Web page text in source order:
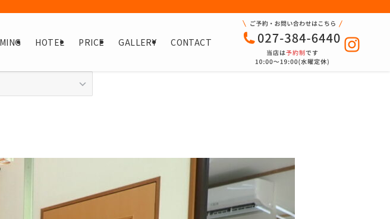
HOTEL PRICE GALLERY CONTACT